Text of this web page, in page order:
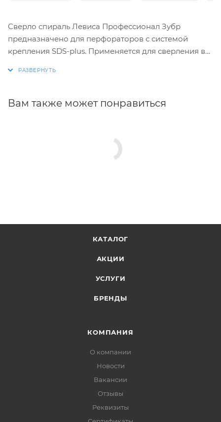
Сверло спираль Левиса Профессионал Зубр
предназначено для перфораторов с системой
крепления SDS-plus. Применяется для сверления в
Особая форма спирали обеспечивает быстрое и
материалов по специальной технологии.
Вам также может понравиться
КАТАЛОГ
АКЦИИ
УСЛУГИ
БРЕНДЫ
КОМПАНИЯ
О компании
Новости
Вакансии
Отзывы
Реквизиты